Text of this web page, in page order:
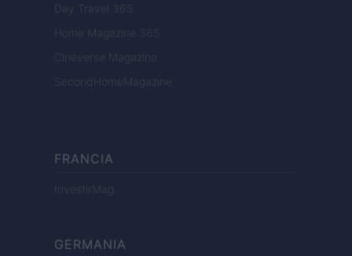
Day Travel 365
Home Magazine 365
Cineverse Magazine
SecondHomeMagazine
FRANCIA
InvestirMag
GERMANIA